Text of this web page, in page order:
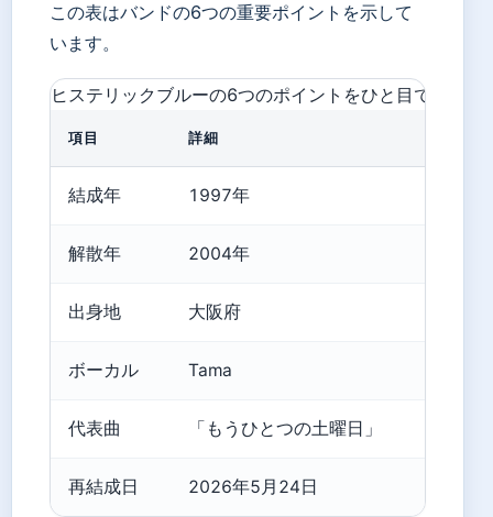
この表はバンドの6つの重要ポイントを示して
います。
ヒステリックブルーの6つのポイントをひと目で
項目 詳細
結成年 1997年
解散年 2004年
出身地 大阪府
ボーカル Tama
代表曲 「もうひとつの土曜日」
再結成日 2026年5月24日